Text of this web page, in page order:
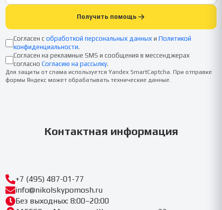
Получить помощь
Согласен с обработкой персональных данных и Политикой
конфиденциальности.
Согласен на рекламные SMS и сообщения в мессенджерах
согласно Согласию на рассылку.
Для защиты от спама используется Yandex SmartCaptcha. При отправке
формы Яндекс может обрабатывать технические данные.
Контактная информация
+7 (495) 487-01-77
info@nikolskypomosh.ru
Без выходных: 8:00–20:00